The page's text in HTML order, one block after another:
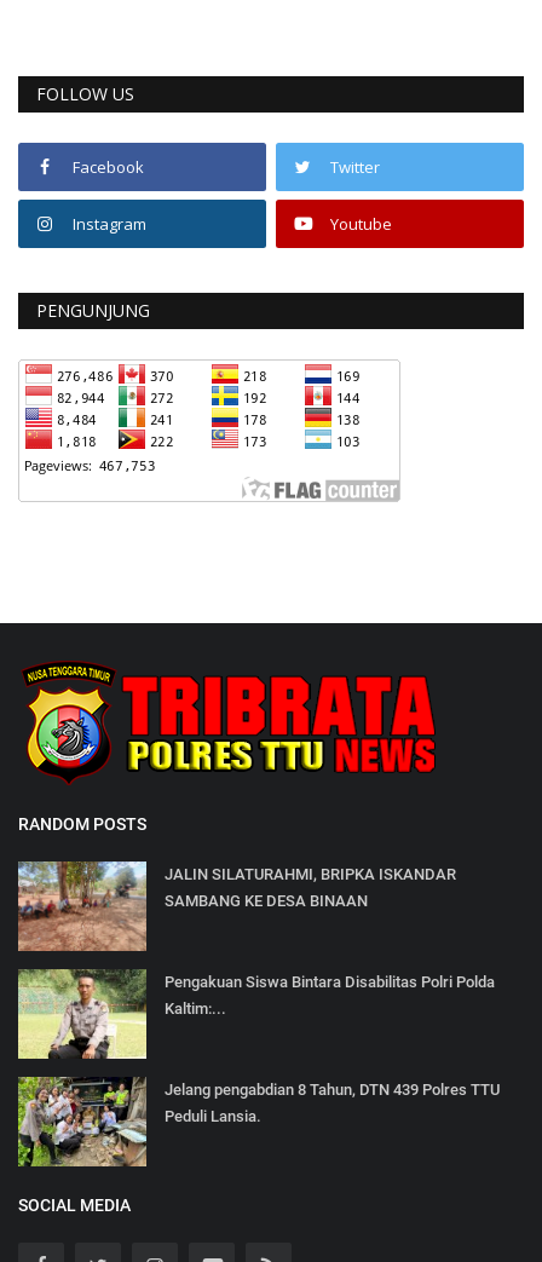
FOLLOW US
Facebook Twitter
Instagram Youtube
PENGUNJUNG
RANDOM POSTS
JALIN SILATURAHMI, BRIPKA ISKANDAR
SAMBANG KE DESA BINAAN
Pengakuan Siswa Bintara Disabilitas Polri Polda
Kaltim:...
Jelang pengabdian 8 Tahun, DTN 439 Polres TTU
Peduli Lansia.
SOCIAL MEDIA